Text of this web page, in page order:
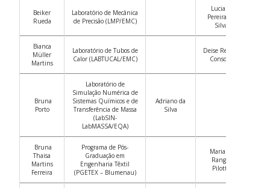
Beiker
Rueda
Laboratório de Mecânica
de Precisão (LMP/EMC)
Luciana
Pereira da
Silva
Bianca
Müller
Martins
Laboratório de Tubos de
Calor (LABTUCAL/EMC)
Deise Rebelo
Consoni
Bruna
Porto
Laboratório de
Simulação Numérica de
Sistemas Químicos e de
Transferência de Massa
(LabSIN-
LabMASSA/EQA)
Adriano da
Silva
Bruna
Thaisa
Martins
Ferreira
Programa de Pós-
Graduação em
Engenharia Têxtil
(PGETEX – Blumenau)
Mariana
Rangel
Pilotto